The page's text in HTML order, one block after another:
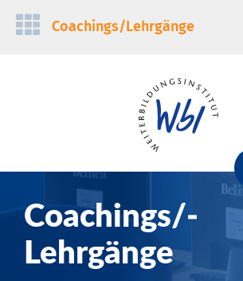
Navigation
Coachings/­Lehrgänge
Coachings/­
Lehrgänge